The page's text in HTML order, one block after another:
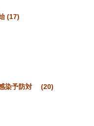
(17)
染予防対 (20)